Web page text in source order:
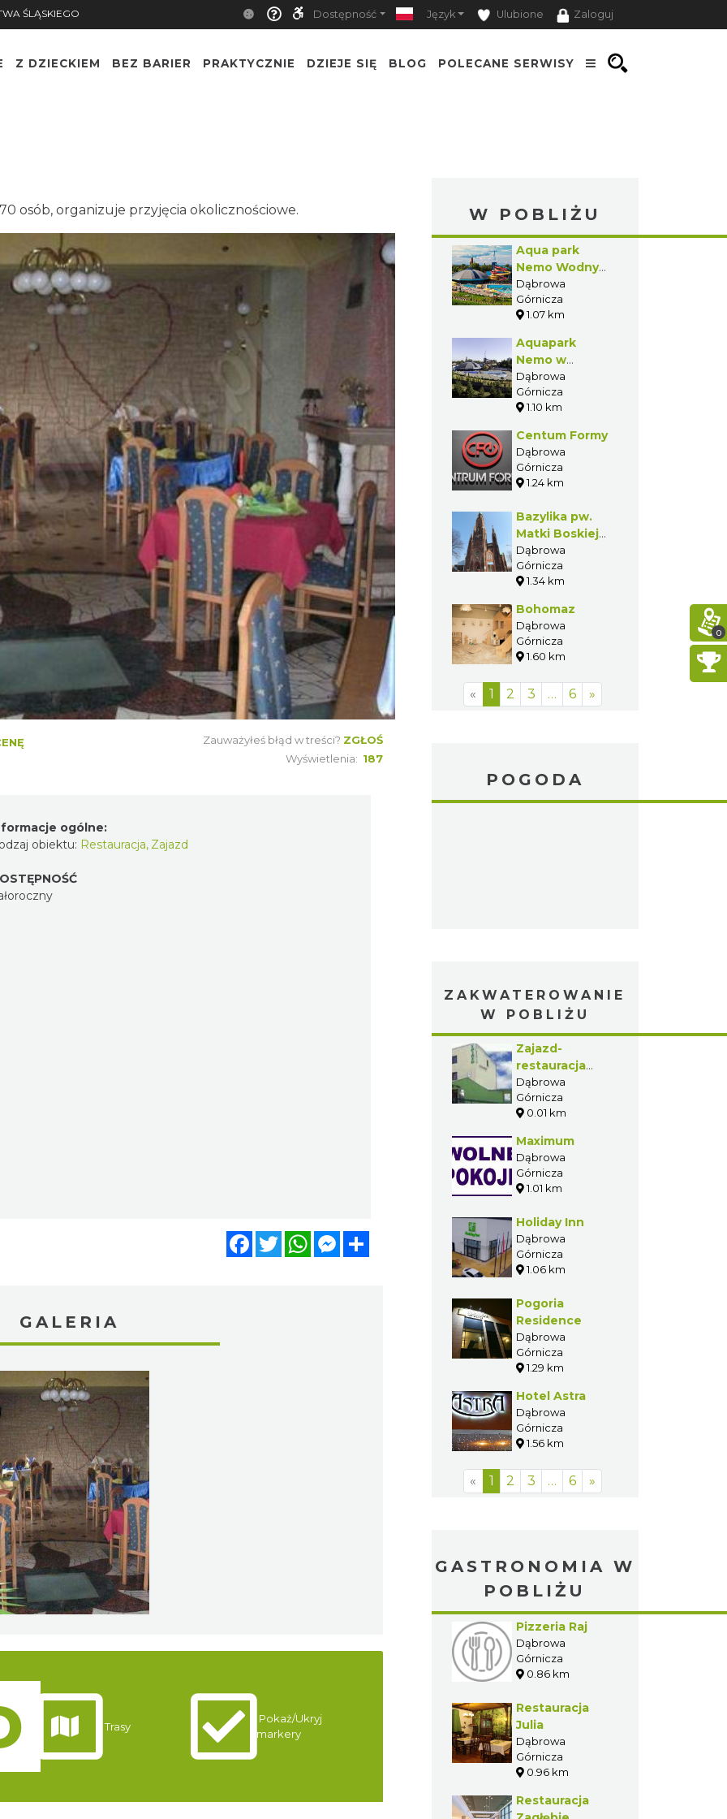
ŚLĄSKIEGO Dostępność Język Ulubione Zaloguj
Z DZIECKIEM BEZ BARIER PRAKTYCZNIE DZIEJE SIĘ BLOG POLECANE SERWISY
osób, organizuje przyjęcia okolicznościowe.
Zauważyłeś błąd w treści? ZGŁOŚ
Wyświetlenia: 187
ogólne:
obiektu: Restauracja, Zajazd
FacebookTwitterWhatsAppMessenger
GALERIA
Trasy
Pokaż/Ukryj
markery
W POBLIŻU
Aqua park
Nemo Wodny
Świat
Dąbrowa
Górnicza
1.07 km
Aquapark
Nemo w
Dąbrowie
Górniczej
Dąbrowa
Górnicza
1.10 km
Centum Formy
Dąbrowa
Górnicza
1.24 km
Bazylika pw.
Matki Boskiej
Anielskiej w
Dąbrowie
Górniczej
Dąbrowa
Górnicza
1.34 km
Bohomaz
Dąbrowa
Górnicza
1.60 km
« 1 2 3 … 6 »
POGODA
ZAKWATEROWANIE
W POBLIŻU
Zajazd-
restauracja
Juran
Dąbrowa
Górnicza
0.01 km
Maximum
Dąbrowa
Górnicza
1.01 km
Holiday Inn
Dąbrowa
Górnicza
1.06 km
Pogoria
Residence
Dąbrowa
Górnicza
1.29 km
Hotel Astra
Dąbrowa
Górnicza
1.56 km
« 1 2 3 … 6 »
GASTRONOMIA W
POBLIŻU
Pizzeria Raj
Dąbrowa
Górnicza
0.86 km
Restauracja
Julia
Dąbrowa
Górnicza
0.96 km
Restauracja
0